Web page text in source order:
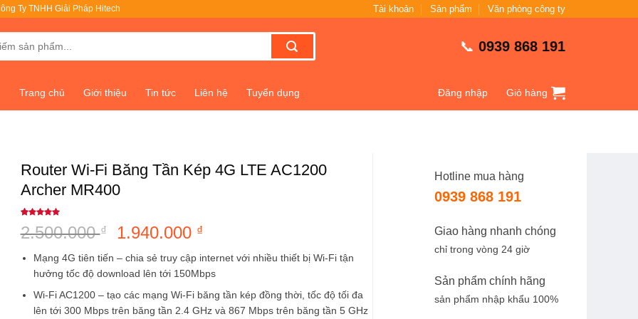
Ty TNHH Giải Pháp Hitech Tài khoản Sản phẩm Văn phòng công ty
📞 0939 868 191
Trang chủ Giới thiệu Tin tức Liên hệ Tuyển dụng Đăng nhập Giỏ hàng
Hotline mua hàng
0939 868 191
Giao hàng nhanh chóng
chỉ trong vòng 24 giờ
Sản phẩm chính hãng
sản phẩm nhập khẩu 100%
Router Wi-Fi Băng Tần Kép 4G LTE AC1200
Archer MR400
dựa trên
đánh giá
2.500.000₫
Giá
gốc
là:
2.500.000 ₫.
1.940.000 ₫
tại
là:
1.940.000 ₫.
Mạng 4G tiên tiến – chia sẻ truy cập internet với nhiều thiết bị Wi-Fi tận
hưởng tốc độ download lên tới 150Mbps
Wi-Fi AC1200 – tạo các mạng Wi-Fi băng tần kép đồng thời, tốc độ tối đa
lên tới 300 Mbps trên băng tần 2.4 GHz và 867 Mbps trên băng tần 5 GHz